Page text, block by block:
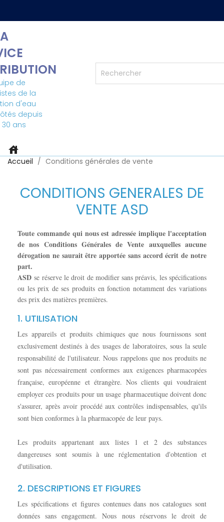
de
de la
d'eau
depuis
ans
house
Accueil Conditions générales de vente
CONDITIONS GENERALES DE
VENTE ASD
Toute commande qui nous est adressée implique l'acceptation
de nos Conditions Générales de Vente auxquelles aucune
dérogation ne saurait être apportée sans accord écrit de notre
part.
ASD se réserve le droit de modifier sans préavis, les spécifications
ou les prix de ses produits en fonction notamment des variations
des prix des matières premières.
1. UTILISATION
Les appareils et produits chimiques que nous fournissons sont
exclusivement destinés à des usages de laboratoires, sous la seule
responsabilité de l'utilisateur. Nous rappelons que nos produits ne
sont pas nécessairement conformes aux exigences pharmacopées
française, européenne et étrangère. Nos clients qui voudraient
employer ces produits pour un usage pharmaceutique doivent donc
s'assurer, après avoir procédé aux contrôles indispensables, qu'ils
sont bien conformes à la pharmacopée de leur pays.
Les produits appartenant aux listes 1 et 2 des substances
dangereuses sont soumis à une réglementation d'obtention et
d'utilisation.
2. DESCRIPTIONS ET FIGURES
Les spécifications et figures contenues dans nos catalogues sont
données sans engagement. Nous nous réservons le droit de